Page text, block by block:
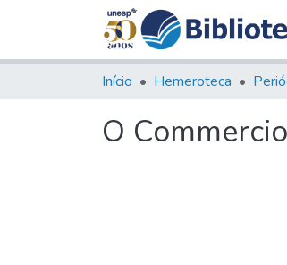
Início Hemeroteca
O